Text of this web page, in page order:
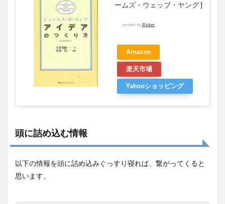
ームズ・ウェッブ・ヤング ]
created by Rinker
Amazon
楽天市場
Yahooショッピング
頭に詰め込む情報
以下の情報を頭に詰め込みぐっすり寝れば、繋がってくると
思います。